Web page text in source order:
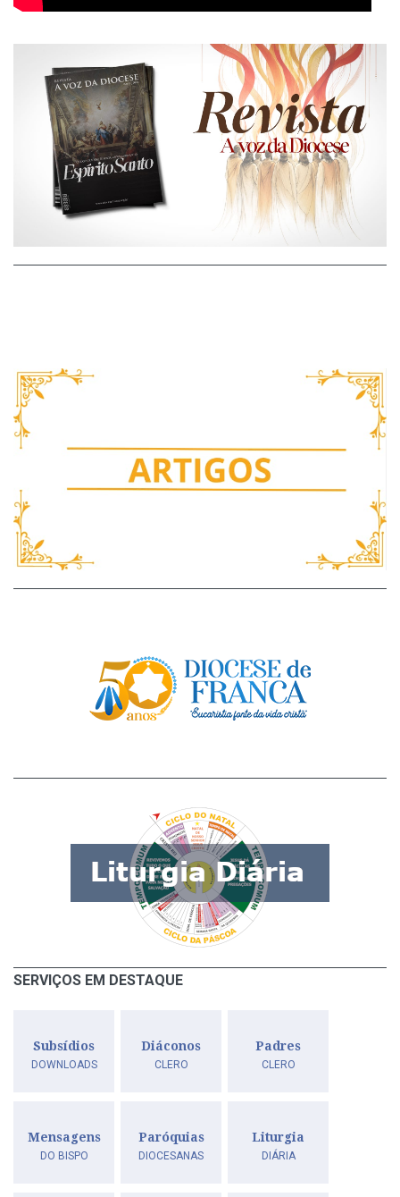
SERVIÇOS EM DESTAQUE
Subsídios
DOWNLOADS
Diáconos
CLERO
Padres
CLERO
Mensagens
DO BISPO
Paróquias
DIOCESANAS
Liturgia
DIÁRIA